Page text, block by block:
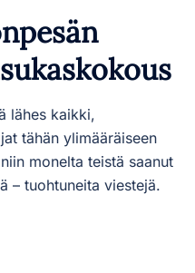
lähes kaikki,
tähän ylimääräiseen
monelta teistä saanut
– tuohtuneita viestejä.